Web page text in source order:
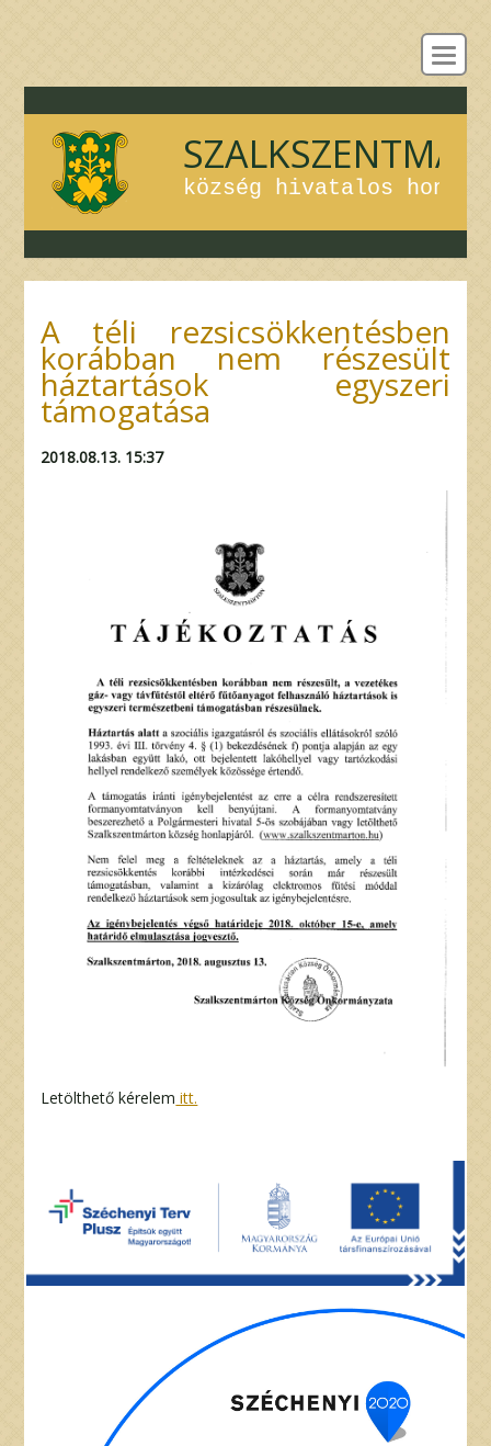
Menü
község hivatalos
A téli rezsicsökkentésben
korábban nem részesült
háztartások egyszeri
támogatása
2018.08.13. 15:37
Letölthető kérelem itt.